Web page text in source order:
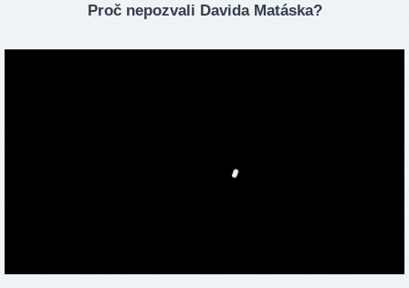
Proč nepozvali Davida Matáska?